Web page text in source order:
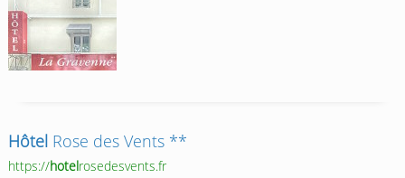
HôtelRose des Vents **
https://hotelrosedesvents.fr